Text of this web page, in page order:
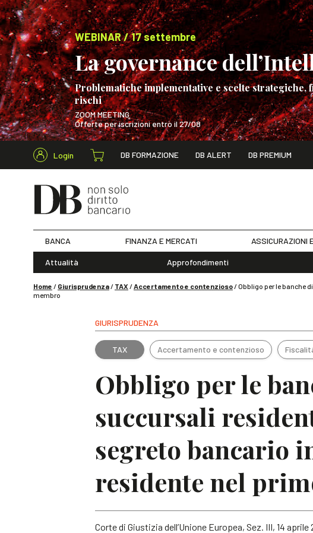
WEBINAR / 17 settembre
La governance
Problematiche implementative e scelte
rischi
ZOOM MEETING
Offerte per iscrizioni entro il 27/08
WEBINAR / 17 settembre
Login DB FORMAZIONE DB ALERT DB PREMIUM
Cerca nel sito
BANCA FINANZA E MERCATI ASSICURAZIONI
Attualità Approfondimenti
Home / Giurisprudenza/ TAX /Accertamento e contenzioso/Obbligo per le banche
membro
GIURISPRUDENZA
TAX Accertamento e contenzioso
Obbligo per le
succursali
segreto bancario
residente nel
Corte di Giustizia dell’Unione Europea, Sez. III, 14 aprile